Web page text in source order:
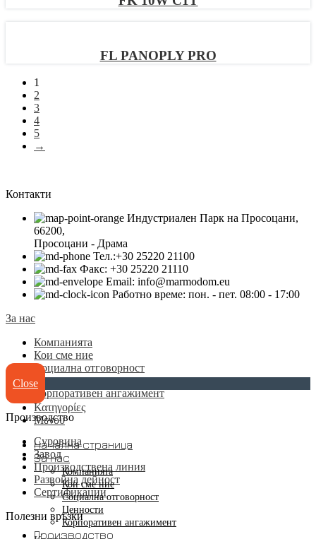
FL PANOPLY PRO
1
2
3
4
5
→
Контакти
Индустриален Парк на Просоцани,
66200,
Просоцани - Драма
Тел.:+30 25220 21100
Факс: +30 25220 21110
Email: info@marmodom.eu
Работно време: пон. - пет. 08:00 - 17:00
За нас
Компанията
Кои сме ние
Социална отговорност
Ценности
Корпоративен ангажимент
Производство
Суровина
Завод
Производствена линия
Развойна дейност
Сертификации
Полезни връзки
Close
Κατηγορίες
Μενου
Начална страница
За нас
Компанията
Кои сме ние
Социална отговорност
Ценности
Корпоративен ангажимент
Производство